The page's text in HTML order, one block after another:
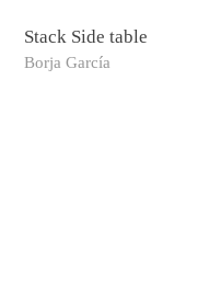
Stack Side table
Borja García